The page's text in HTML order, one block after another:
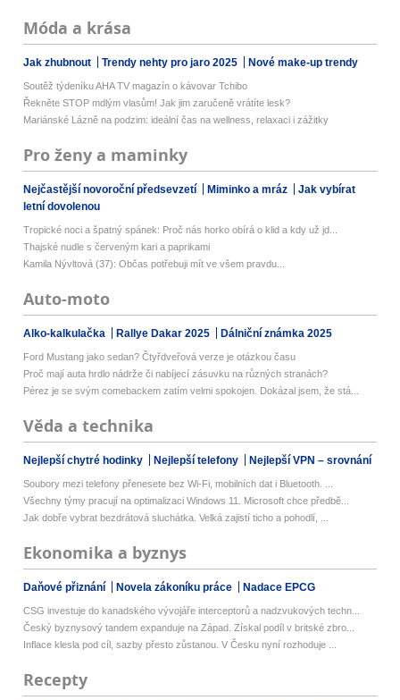
Móda a krása
Jak zhubnout Trendy nehty pro jaro 2025 Nové make-up trendy
Soutěž týdeníku AHA TV magazín o kávovar Tchibo
Řekněte STOP mdlým vlasům! Jak jim zaručeně vrátíte lesk?
Mariánské Lázně na podzim: ideální čas na wellness, relaxaci i zážitky
Pro ženy a maminky
Nejčastější novoroční předsevzetí Miminko a mráz
Jak vybírat
letní dovolenou
Tropické noci a špatný spánek: Proč nás horko obírá o klid a kdy už jd...
Thajské nudle s červeným kari a paprikami
Kamila Nývltová (37): Občas potřebuji mít ve všem pravdu...
Auto-moto
Alko-kalkulačka Rallye Dakar 2025 Dálniční známka 2025
Ford Mustang jako sedan? Čtyřdveřová verze je otázkou času
Proč mají auta hrdlo nádrže či nabíjecí zásuvku na různých stranách?
Pérez je se svým comebackem zatím velmi spokojen. Dokázal jsem, že stá...
Věda a technika
Nejlepší chytré hodinky Nejlepší telefony Nejlepší VPN – srovnání
Soubory mezi telefony přenesete bez Wi-Fi, mobilních dat i Bluetooth. ...
Všechny týmy pracují na optimalizaci Windows 11. Microsoft chce předbě...
Jak dobře vybrat bezdrátová sluchátka. Velká zajistí ticho a pohodlí, ...
Ekonomika a byznys
Daňové přiznání Novela zákoníku práce Nadace EPCG
CSG investuje do kanadského vývojáře interceptorů a nadzvukových techn...
Český byznysový tandem expanduje na Západ. Získal podíl v britské zbro...
Inflace klesla pod cíl, sazby přesto zůstanou. V Česku nyní rozhoduje ...
Recepty